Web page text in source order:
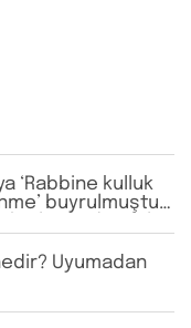
‘Rabbine kulluk
buyrulmuştur.
doğru mudur?
Uyumadan